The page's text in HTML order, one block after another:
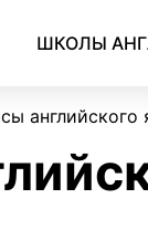
ШКОЛЫ
английского